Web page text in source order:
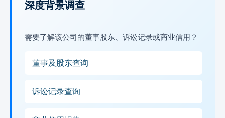
深度背景调查
需要了解该公司的董事股东、诉讼记录或商业信用？
董事及股东查询
诉讼记录查询